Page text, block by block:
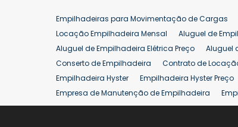
Aluguel de Empilhadeira 25 ton
Locação de
Venda Empilhadeiras 25 ton
Empilhadeiras para Movimentação de Cargas
Locação Empilhadeira Mensal
Aluguel de
Aluguel de Empilhadeira Elétrica Preço
Aluguel
Conserto de Empilhadeira
Contrato de
Empilhadeira Hyster
Empilhadeira Hyster Preço
Empresa de Manutenção de Empilhadeira
Locação Empilhadeira Hyster
Locação